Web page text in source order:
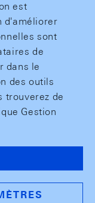
est
d'améliorer
sont
de
dans le
des outils
trouverez de
Gestion